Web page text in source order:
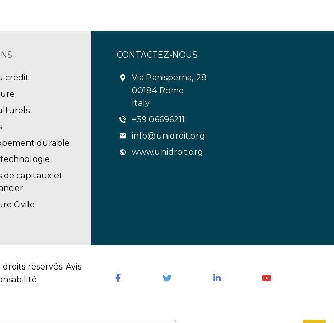
crédit
durable
de capitaux et
Civile
CONTACTEZ-NOUS
Via Panisperna, 28
00184 Rome
Italy
+39 06696211
info@unidroit.org
www.unidroit.org
droits réservés.Avis